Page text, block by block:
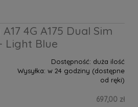
4G A175 Dual Sim
Light Blue
Dostępność: duża ilość
Wysyłka: w 24 godziny (dostępne
od ręki)
697,00 zł